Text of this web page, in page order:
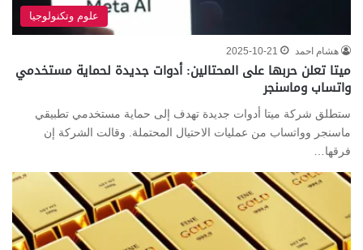
علوم وتكنولوجيا
هشام احمد 2025-10-21
ميتا تعلن حربها على المحتالين: أدوات جديدة لحماية مستخدمي
واتساب وماسنجر
ستطلق شركة ميتا أدوات جديدة تهدف إلى حماية مستخدمي تطبيقي
ماسنجر وواتساب من عمليات الاحتيال المحتملة. وقالت الشركة إن
فرقها…